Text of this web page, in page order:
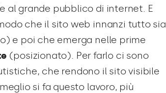
al grande pubblico di internet. E
che il sito web innanzi tutto sia
e poi che emerga nelle prime
(posizionato). Per farlo ci sono
che rendono il sito visibile
si fa questo lavoro, più